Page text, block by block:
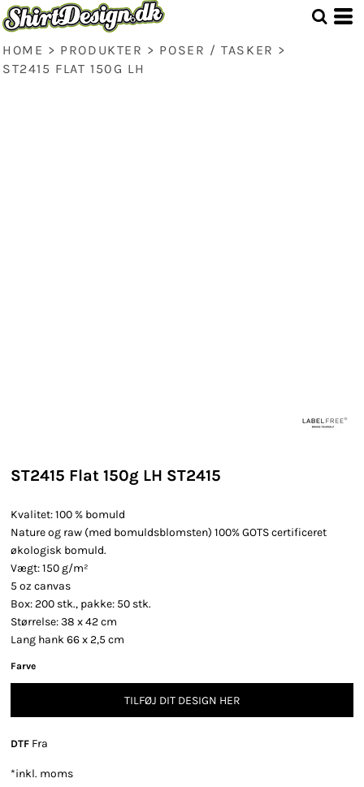
HOME > PRODUKTER > POSER / TASKER >
ST2415 FLAT 150G LH
ST2415 Flat 150g LH ST2415
Kvalitet: 100 % bomuld
Nature og raw (med bomuldsblomsten) 100% GOTS certificeret
økologisk bomuld.
Vægt: 150 g/m²
5 oz canvas
Box: 200 stk., pakke: 50 stk.
Størrelse: 38 x 42 cm
Lang hank 66 x 2,5 cm
Farve
TILFØJ DIT DESIGN HER
DTF Fra
*inkl. moms